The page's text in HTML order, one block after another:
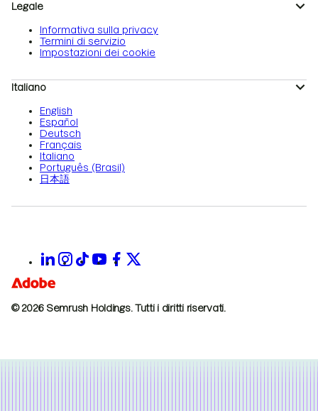
Legale
Informativa sulla privacy
Termini di servizio
Impostazioni dei cookie
Italiano
English
Español
Deutsch
Français
Italiano
Português (Brasil)
日本語
© 2026 Semrush Holdings. Tutti i diritti riservati.